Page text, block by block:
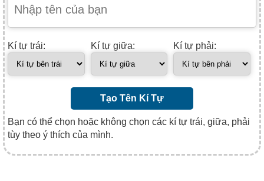
Kí tự trái: Kí tự giữa: Kí tự phải:
Tạo Tên Kí Tự
Bạn có thể chọn hoặc không chọn các kí tự trái, giữa, phải
tùy theo ý thích của mình.